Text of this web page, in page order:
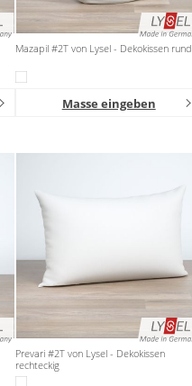
Mazapil #2T von Lysel - Dekokissen rund
Masse eingeben
Prevari #2T von Lysel - Dekokissen
rechteckig